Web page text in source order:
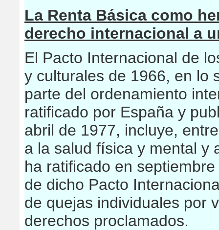
La Renta Básica como
derecho internacional a
El Pacto Internacional de
y culturales de 1966, en lo
parte del ordenamiento
ratificado por España y
abril de 1977, incluye,
a la salud física y mental y
ha ratificado en
de dicho Pacto
de quejas individuales por
derechos proclamados.